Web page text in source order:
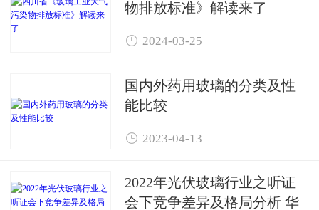
物排放标准》解读来了
 2024-03-25
国内外药用玻璃的分类及性
能比较
 2023-04-13
2022年光伏玻璃行业之听证
会下竞争差异及格局分析 华